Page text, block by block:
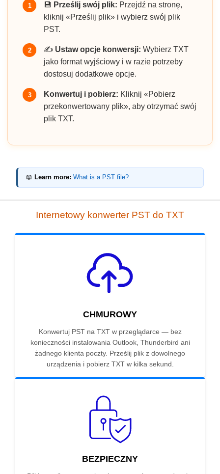
1 💾 Prześlij swój plik: Przejdź na stronę,
kliknij «Prześlij plik» i wybierz swój plik
PST.
2 ✍️ Ustaw opcje konwersji: Wybierz TXT
jako format wyjściowy i w razie potrzeby
dostosuj dodatkowe opcje.
3 Konwertuj i pobierz: Kliknij «Pobierz
przekonwertowany plik», aby otrzymać swój
plik TXT.
📖 Learn more: What is a PST file?
Internetowy konwerter PST do TXT
CHMUROWY
Konwertuj PST na TXT w przeglądarce — bez
konieczności instalowania Outlook, Thunderbird ani
żadnego klienta poczty. Prześlij plik z dowolnego
urządzenia i pobierz TXT w kilka sekund.
BEZPIECZNY